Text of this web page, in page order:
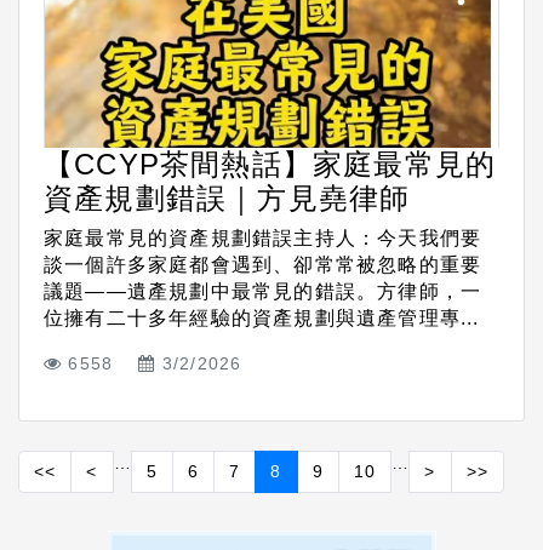
【CCYP茶間熱話】家庭最常見的
資產規劃錯誤｜方見堯律師
家庭最常見的資產規劃錯誤主持人：今天我們要
談一個許多家庭都會遇到、卻常常被忽略的重要
議題——遺產規劃中最常見的錯誤。方律師，一
位擁有二十多年經驗的資產規劃與遺產管理專...
6558 3/2/2026
<< < 5 6 7 8 9 10 > >>